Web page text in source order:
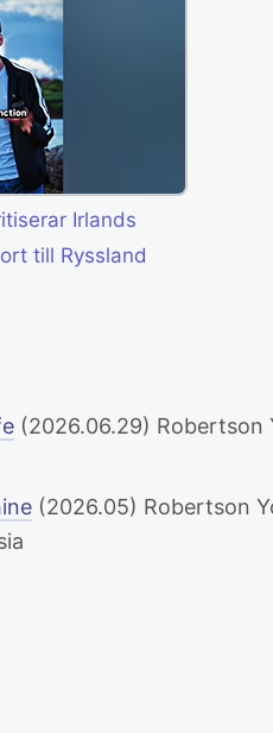
Irlands
till Ryssland
(2026.06.29) Robertson
(2026.05) Robertson